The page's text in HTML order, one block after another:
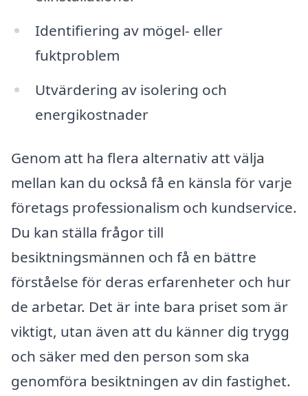
Identifiering av mögel- eller
fuktproblem
Utvärdering av isolering och
energikostnader
Genom att ha flera alternativ att välja
mellan kan du också få en känsla för varje
företags professionalism och kundservice.
Du kan ställa frågor till
besiktningsmännen och få en bättre
förståelse för deras erfarenheter och hur
de arbetar. Det är inte bara priset som är
viktigt, utan även att du känner dig trygg
och säker med den person som ska
genomföra besiktningen av din fastighet.